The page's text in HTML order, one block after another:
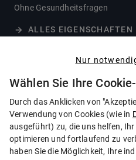
Ohne Gesundheitsfragen
ALLES EIGENSCHAFTEN
GESELLSCHAFTEN
Allianz
Concordia
Continentale
UKV
Nur
Wählen Sie Ihre
Durch das Anklicken von
Verwendung von Cookies (wie in
ausgeführt) zu, die uns helfen,
optimieren und fortlaufend zu
haben Sie die Möglichkeit, Ihre